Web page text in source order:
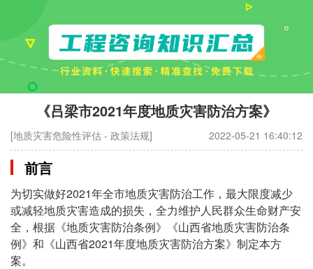
《吕梁市2021年度地质灾害防治方案》
[地质灾害危险性评估 - 政策法规] 2022-05-21 16:40:12
前言
为切实做好2021年全市地质灾害防治工作，最大限度减少
或减轻地质灾害造成的损失，全力维护人民群众生命财产安
全，根据《地质灾害防治条例》《山西省地质灾害防治条
例》和《山西省2021年度地质灾害防治方案》制定本方
案。